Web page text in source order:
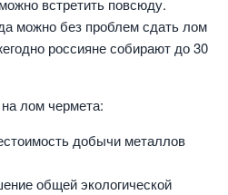
встретить повсюду.
можно без проблем сдать лом
россияне собирают до 30
лом чермета:
добычи металлов
общей экологической